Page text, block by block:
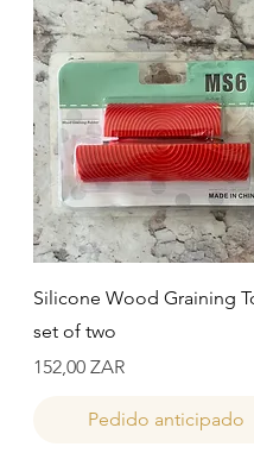
Vista rápida
Silicone Wood Graining
set of two
Precio
152,00 ZAR
Pedido anticipado